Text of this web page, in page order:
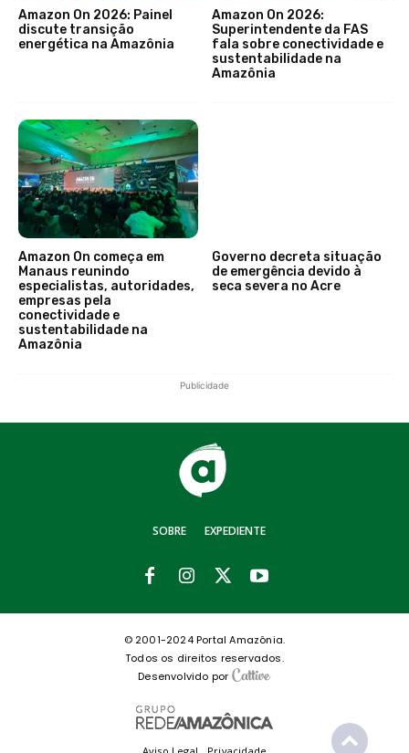
Amazon On 2026: Painel
discute transição
energética na Amazônia
Amazon On 2026:
Superintendente da FAS
fala sobre conectividade e
sustentabilidade na
Amazônia
Amazon On começa em
Manaus reunindo
especialistas, autoridades,
empresas pela
conectividade e
sustentabilidade na
Amazônia
Governo decreta situação
de emergência devido à
seca severa no Acre
Publicidade
SOBRE EXPEDIENTE
© 2001-2024 Portal Amazônia.
Todos os direitos reservados.
Desenvolvido por